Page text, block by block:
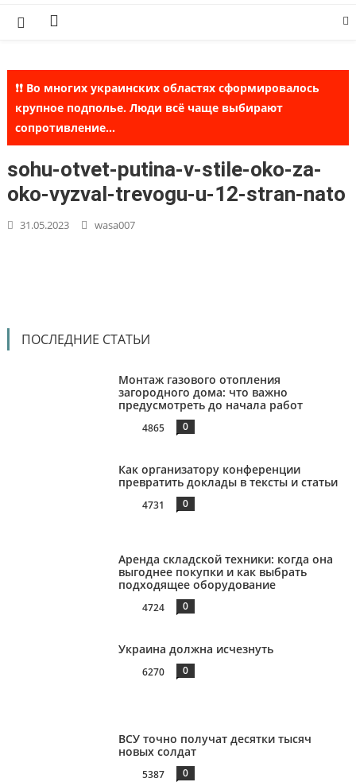
❗❗ Во многих украинских областях сформировалось
крупное подполье. Люди всё чаще выбирают
сопротивление...
sohu-otvet-putina-v-stile-oko-za-
oko-vyzval-trevogu-u-12-stran-nato
31.05.2023 wasa007
ПОСЛЕДНИЕ СТАТЬИ
Монтаж газового отопления
загородного дома: что важно
предусмотреть до начала работ
4865 0
Как организатору конференции
превратить доклады в тексты и статьи
4731 0
Аренда складской техники: когда она
выгоднее покупки и как выбрать
подходящее оборудование
4724 0
Украина должна исчезнуть
6270 0
ВСУ точно получат десятки тысяч
новых солдат
5387 0